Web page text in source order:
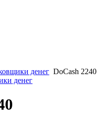
денег DoCash 2240
денег